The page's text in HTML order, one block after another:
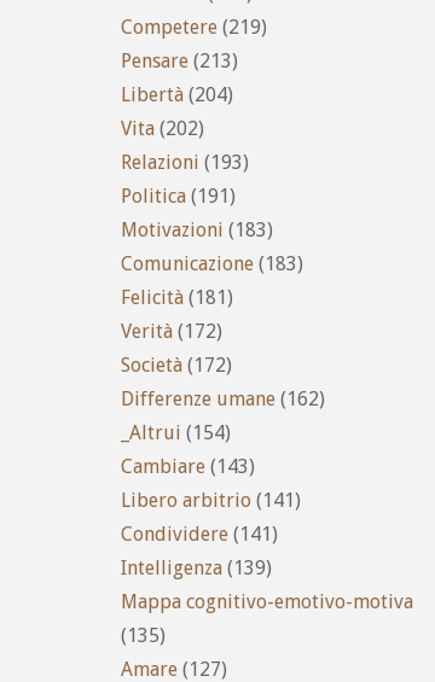
Competere (219)
Pensare (213)
Libertà (204)
Vita (202)
Relazioni (193)
Politica (191)
Motivazioni (183)
Comunicazione (183)
Felicità (181)
Verità (172)
Società (172)
Differenze umane (162)
_Altrui (154)
Cambiare (143)
Libero arbitrio (141)
Condividere (141)
Intelligenza (139)
Mappa cognitivo-emotivo-motiva
(135)
Amare (127)